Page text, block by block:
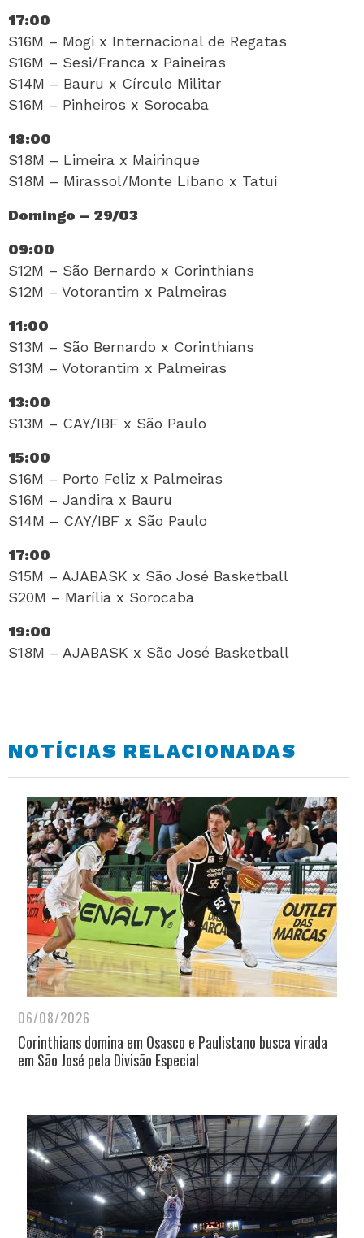
17:00
S16M – Mogi x Internacional de Regatas
S16M – Sesi/Franca x Paineiras
S14M – Bauru x Círculo Militar
S16M – Pinheiros x Sorocaba
18:00
S18M – Limeira x Mairinque
S18M – Mirassol/Monte Líbano x Tatuí
Domingo – 29/03
09:00
S12M – São Bernardo x Corinthians
S12M – Votorantim x Palmeiras
11:00
S13M – São Bernardo x Corinthians
S13M – Votorantim x Palmeiras
13:00
S13M – CAY/IBF x São Paulo
15:00
S16M – Porto Feliz x Palmeiras
S16M – Jandira x Bauru
S14M – CAY/IBF x São Paulo
17:00
S15M – AJABASK x São José Basketball
S20M – Marília x Sorocaba
19:00
S18M – AJABASK x São José Basketball
NOTÍCIAS RELACIONADAS
06/08/2026
Corinthians domina em Osasco e Paulistano busca virada
em São José pela Divisão Especial